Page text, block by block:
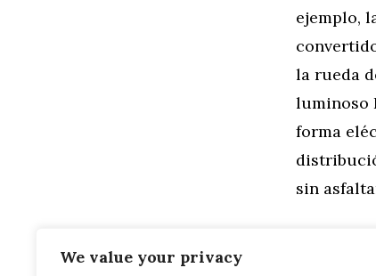
We value your privacy
ejemplo,
la rueda
luminoso
forma
sin